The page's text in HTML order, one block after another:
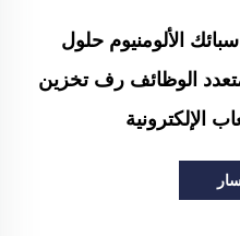
الألومنيوم حلول
الوظائف رف تخزين
الإلكترونية